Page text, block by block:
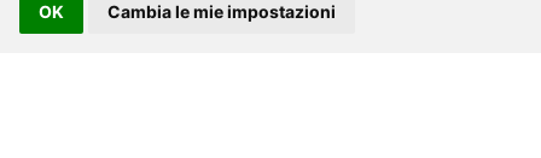
OK Cambia le mie impostazioni